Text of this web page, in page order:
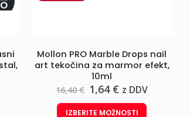
Mollon PRO Marble Drops nail
art tekočina za marmor efekt,
10ml
16,40€ Izvirna
cena
je
1,64 €Trenutna
je:
z DDV
IZBERITE MOŽNOSTI